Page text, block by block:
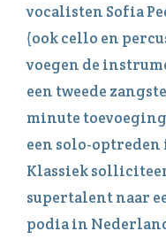
vocalisten Sofia
(ook cello en
voegen de
een tweede
minute
een solo-
Klassiek
supertalent naar
podia in